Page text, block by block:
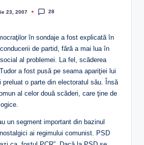
23, 2007 28
în sondaje a fost explicată în
de partid, fără a mai lua în
al problemei. La fel, scăderea
a fost pusă pe seama apariţiei lui
preluat o parte din electoratul său. Însă
al celor două scăderi, care ţine de
un segment important din bazinul
ai regimului comunist. PSD